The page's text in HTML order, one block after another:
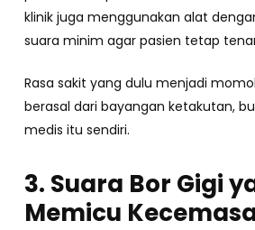
klinik juga menggunakan alat
suara minim agar pasien tetap
Rasa sakit yang dulu menjadi
berasal dari bayangan ketakutan,
medis itu sendiri.
3. Suara Bor Gigi
Memicu